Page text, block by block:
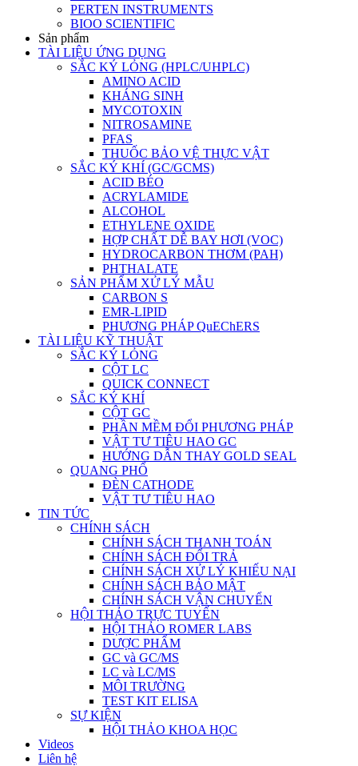
PERTEN INSTRUMENTS
BIOO SCIENTIFIC
Sản phẩm
TÀI LIỆU ỨNG DỤNG
SẮC KÝ LỎNG (HPLC/UHPLC)
AMINO ACID
KHÁNG SINH
MYCOTOXIN
NITROSAMINE
PFAS
THUỐC BẢO VỆ THỰC VẬT
SẮC KÝ KHÍ (GC/GCMS)
ACID BÉO
ACRYLAMIDE
ALCOHOL
ETHYLENE OXIDE
HỢP CHẤT DỄ BAY HƠI (VOC)
HYDROCARBON THƠM (PAH)
PHTHALATE
SẢN PHẨM XỬ LÝ MẪU
CARBON S
EMR-LIPID
PHƯƠNG PHÁP QuEChERS
TÀI LIỆU KỸ THUẬT
SẮC KÝ LỎNG
CỘT LC
QUICK CONNECT
SẮC KÝ KHÍ
CỘT GC
PHẦN MỀM ĐỔI PHƯƠNG PHÁP
VẬT TƯ TIÊU HAO GC
HƯỚNG DẪN THAY GOLD SEAL
QUANG PHỔ
ĐÈN CATHODE
VẬT TƯ TIÊU HAO
TIN TỨC
CHÍNH SÁCH
CHÍNH SÁCH THANH TOÁN
CHÍNH SÁCH ĐỔI TRẢ
CHÍNH SÁCH XỬ LÝ KHIẾU NẠI
CHÍNH SÁCH BẢO MẬT
CHÍNH SÁCH VẬN CHUYỂN
HỘI THẢO TRỰC TUYẾN
HỘI THẢO ROMER LABS
DƯỢC PHẨM
GC và GC/MS
LC và LC/MS
MÔI TRƯỜNG
TEST KIT ELISA
SỰ KIỆN
HỘI THẢO KHOA HỌC
Videos
Liên hệ